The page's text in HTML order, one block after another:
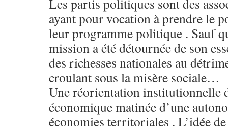
Les partis politiques sont des
ayant pour vocation à prendre le
leur programme politique . Sauf
mission a été détournée de son
des richesses nationales au
croulant sous la misère sociale…
Une réorientation institutionnelle
économique matinée d’une
économies territoriales . L’idée